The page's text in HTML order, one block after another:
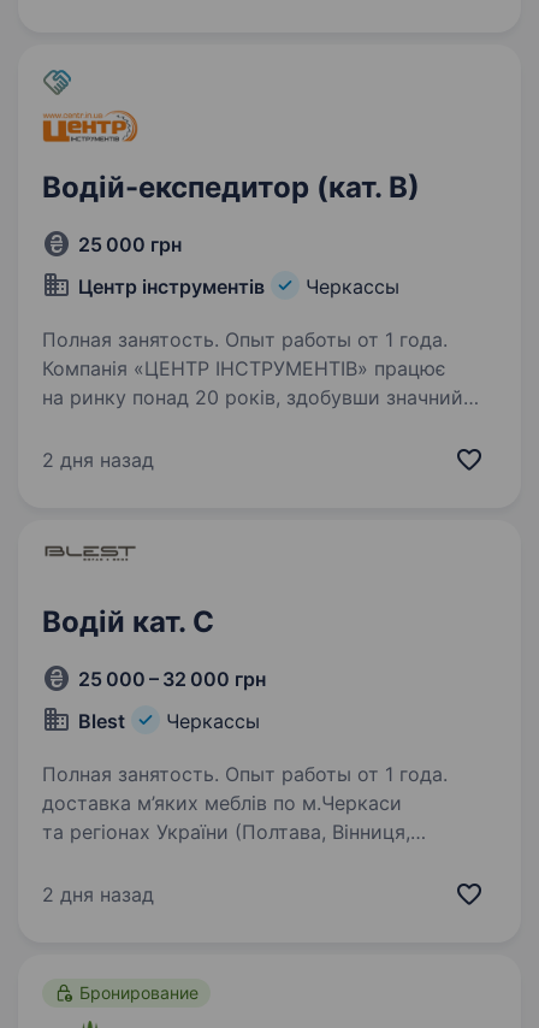
детальніше по телефону. Рейс…
Водій-експедитор (кат. В)
25 000 грн
Центр інструментів
Черкассы
Полная занятость. Опыт работы от 1 года.
Компанія «ЦЕНТР ІНСТРУМЕНТІВ» працює
на ринку понад 20 років, здобувши значний
обслуговуванні інструментів та обладнання.
2 дня назад
Водій кат. С
25 000 – 32 000 грн
Blest
Черкассы
Полная занятость. Опыт работы от 1 года.
доставка м’яких меблів по м.Черкаси
та регіонах України (Полтава, Вінниця,
MAN (механіка) Офіційне працевлаштування
2 дня назад
Бронирование